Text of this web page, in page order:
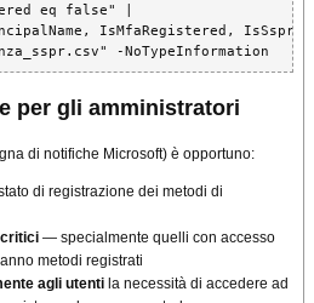
eq false" |
IsMfaRegistered,
-NoTypeInformation
per gli amministratori
di notifiche Microsoft) è opportuno:
di registrazione dei metodi di
critici — specialmente quelli con accesso
metodi registrati
agli utenti la necessità di accedere ad